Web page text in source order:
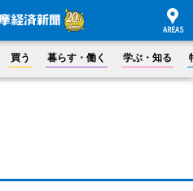
買う 暮らす・働く 学ぶ・知る